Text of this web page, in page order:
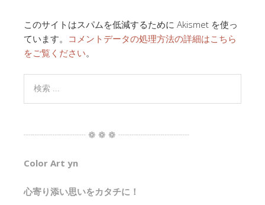
このサイトはスパムを低減するために Akismet を使っ
ています。 コメントデータの処理方法の詳細はこちら
をご覧ください。
┈┈┈┈┈┈┈ ❁ ❁ ❁ ┈┈┈┈┈┈┈┈
Color Art yn
心寄り添い思いをカタチに！